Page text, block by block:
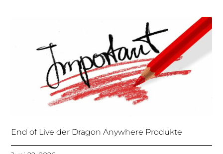
End of Live der Dragon Anywhere Produkte